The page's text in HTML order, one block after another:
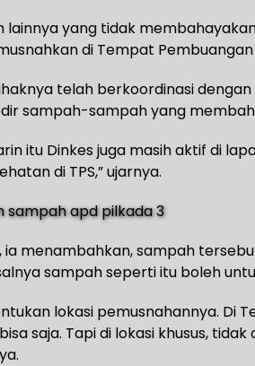
lainnya yang tidak
di Tempat
telah berkoordinasi
sampah-sampah yang
itu Dinkes juga masih aktif di
di TPS,” ujarnya.
ia menambahkan, sampah
sampah seperti itu boleh
lokasi pemusnahannya. Di
saja. Tapi di lokasi khusus,